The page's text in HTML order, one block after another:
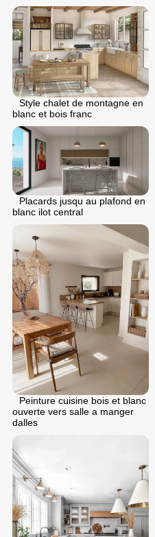
Style chalet de montagne en
blanc et bois franc
Placards jusqu au plafond en
blanc ilot central
Peinture cuisine bois et blanc
ouverte vers salle a manger
dalles